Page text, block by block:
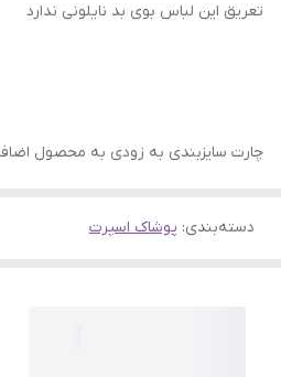
تعریق این لباس بوی بد نایلونی ندارد
چارت سایزبندی به زودی به محصول
دسته‌بندی: پوشاک اسپرت